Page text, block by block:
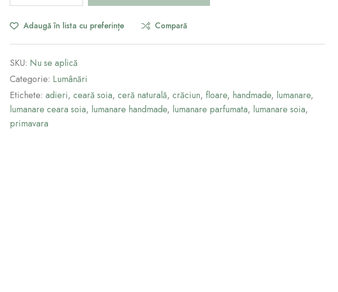
Adaugă în lista cu preferințe Compară
SKU: Nu se aplică
Categorie: Lumânări
Etichete: adieri, ceară soia, ceră naturală, crăciun, floare, handmade, lumanare,
lumanare ceara soia, lumanare handmade, lumanare parfumata, lumanare soia,
primavara